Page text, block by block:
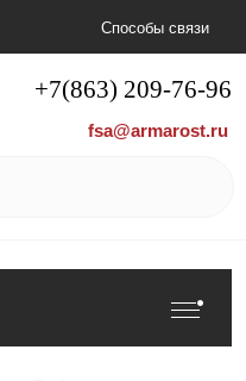
+7(863) 209-76-96
fsa@armarost.ru
Способы связи